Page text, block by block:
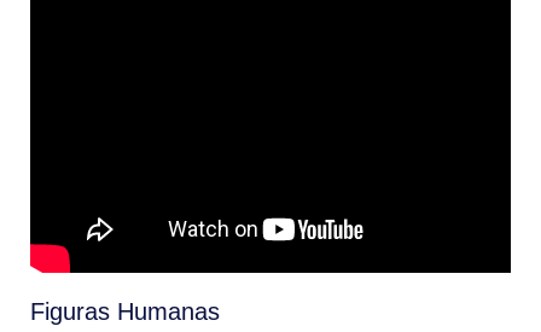
Figuras Humanas